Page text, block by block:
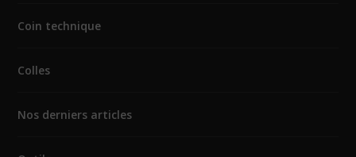
Coin technique
Colles
Nos derniers articles